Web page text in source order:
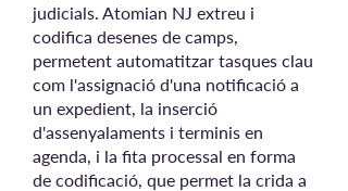
judicials. Atomian NJ extreu i
codifica desenes de camps,
permetent automatitzar tasques clau
com l'assignació d'una notificació a
un expedient, la inserció
d'assenyalaments i terminis en
agenda, i la fita processal en forma
de codificació, que permet la crida a